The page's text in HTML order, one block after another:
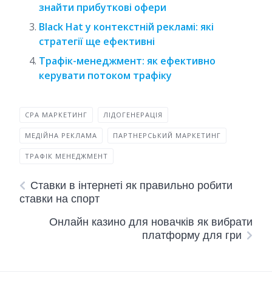
знайти прибуткові офери
Black Hat у контекстній рекламі: які
стратегії ще ефективні
Трафік-менеджмент: як ефективно
керувати потоком трафіку
CPA МАРКЕТИНГ ЛІДОГЕНЕРАЦІЯ
МЕДІЙНА РЕКЛАМА ПАРТНЕРСЬКИЙ МАРКЕТИНГ
ТРАФІК МЕНЕДЖМЕНТ
Ставки в інтернеті як правильно робити
ставки на спорт
Онлайн казино для новачків як вибрати
платформу для гри